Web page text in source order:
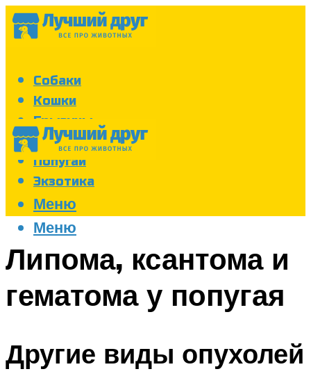
Собаки
Кошки
Грызуны
Аквариум
Попугаи
Экзотика
Меню
Меню
Липома, ксантома и
гематома у попугая
Другие виды опухолей